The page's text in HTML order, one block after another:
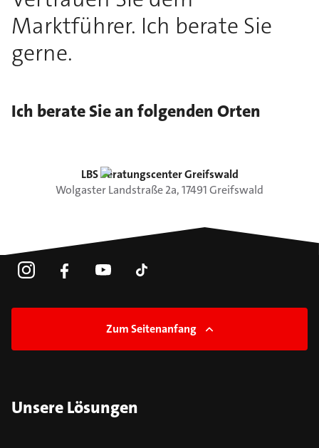
Marktführer. Ich berate Sie
gerne.
Ich berate Sie an folgenden Orten
LBS Beratungscenter Greifswald
Wolgaster Landstraße2a,17491Greifswald
Zum Seitenanfang
Unsere Lösungen